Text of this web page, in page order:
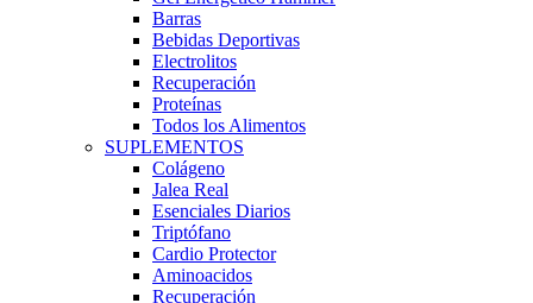
Barras
Bebidas Deportivas
Electrolitos
Recuperación
Proteínas
Todos los Alimentos
SUPLEMENTOS
Colágeno
Jalea Real
Esenciales Diarios
Triptófano
Cardio Protector
Aminoacidos
Recuperación